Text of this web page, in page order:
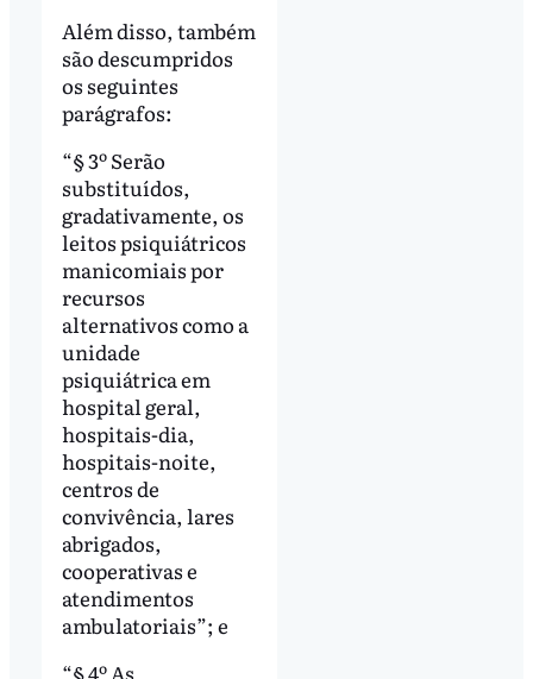
Além disso, também
são descumpridos
os seguintes
parágrafos:
“§ 3º Serão
substituídos,
gradativamente, os
leitos psiquiátricos
manicomiais por
recursos
alternativos como a
unidade
psiquiátrica em
hospital geral,
hospitais-dia,
hospitais-noite,
centros de
convivência, lares
abrigados,
cooperativas e
atendimentos
ambulatoriais”; e
“§ 4º As